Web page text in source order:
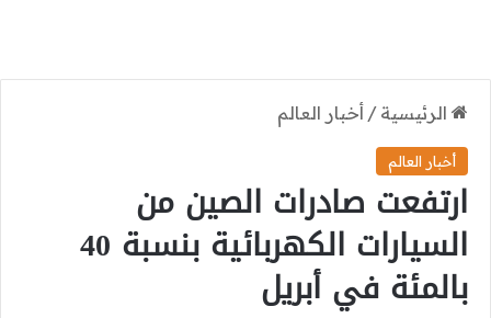
الرئيسية / أخبار العالم
أخبار العالم
ارتفعت صادرات الصين من
السيارات الكهربائية بنسبة 40
بالمئة في أبريل